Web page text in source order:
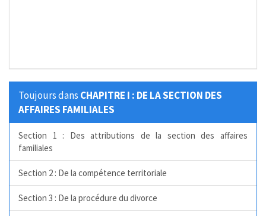
Toujours dans CHAPITRE I : DE LA SECTION DES
AFFAIRES FAMILIALES
Section 1 : Des attributions de la section des affaires
familiales
Section 2 : De la compétence territoriale
Section 3 : De la procédure du divorce